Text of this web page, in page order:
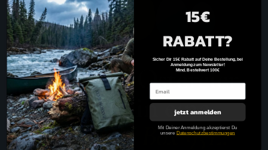
Wie viele Ostereier
passen in eine
PAXSON Box 95L?
15€
RABATT?
Sicher Dir 15€ Rabatt auf Deine Bestellung, bei
Anmeldung zum Newsletter!
Mind. Bestellwert 100€
jetzt anmelden
Mit Deiner Anmeldung akzeptierst Du
unsere Datenschutzbestimmungen